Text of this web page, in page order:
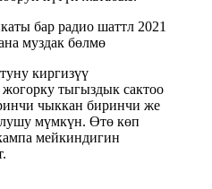
бар радио шаттл 2021
муздак бөлмө
киргизүү
тыгыздык сактоо
чыккан биринчи же
мүмкүн. Өтө көп
мейкиндигин